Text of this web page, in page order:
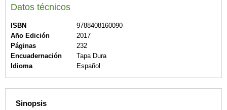
Datos técnicos
ISBN
9788408160090
Año Edición
2017
Páginas
232
Encuadernación
Tapa Dura
Idioma
Español
Sinopsis